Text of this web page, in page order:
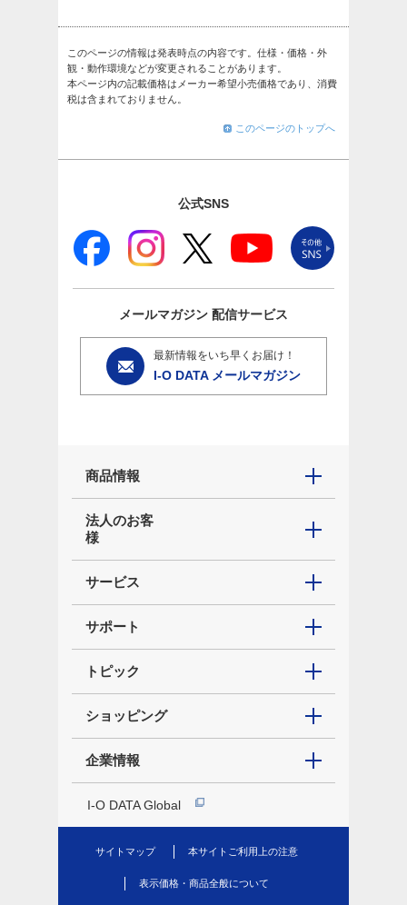
このページの情報は発表時点の内容です。仕様・価格・外
観・動作環境などが変更されることがあります。
本ページ内の記載価格はメーカー希望小売価格であり、消費
税は含まれておりません。
このページのトップへ
公式SNS
メールマガジン 配信サービス
最新情報をいち早くお届け！
I-O DATA メールマガジン
商品情報
法人のお客
様
サービス
サポート
トピック
ショッピング
企業情報
I-O DATA Global
サイトマップ 本サイトご利用上の注意
表示価格・商品全般について